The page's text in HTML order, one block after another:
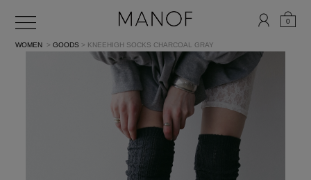
0
WOMEN >GOODS > KNEEHIGH SOCKSCHARCOAL GRAY